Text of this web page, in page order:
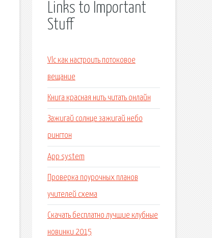
Links to Important
Stuff
Vlc как настроить потоковое
вещание
Книга красная нить читать онлайн
Зажигай солнце зажигай небо
рингтон
App system
Проверка поурочных планов
учителей схема
Скачать бесплатно лучшие клубные
новинки 2015